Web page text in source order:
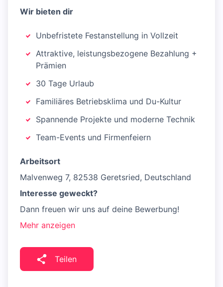
Wir bieten dir
Unbefristete Festanstellung in Vollzeit
Attraktive, leistungsbezogene Bezahlung +
Prämien
30 Tage Urlaub
Familiäres Betriebsklima und Du-Kultur
Spannende Projekte und moderne Technik
Team-Events und Firmenfeiern
Arbeitsort
Malvenweg 7, 82538 Geretsried, Deutschland
Interesse geweckt?
Dann freuen wir uns auf deine Bewerbung!
Mehr anzeigen
Teilen